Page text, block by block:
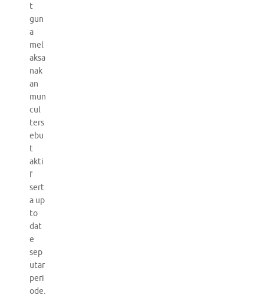
t
gun
a
mel
aksa
nak
an
mun
cul
ters
ebu
t
akti
f
sert
a up
to
dat
e
sep
utar
peri
ode.